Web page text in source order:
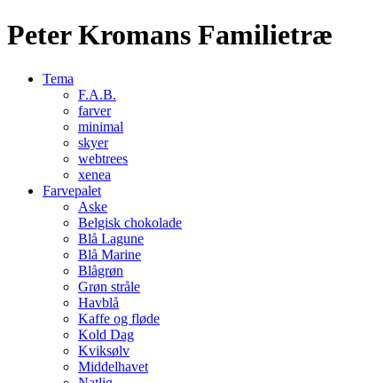
Peter Kromans Familietræ
Tema
F.A.B.
farver
minimal
skyer
webtrees
xenea
Farvepalet
Aske
Belgisk chokolade
Blå Lagune
Blå Marine
Blågrøn
Grøn stråle
Havblå
Kaffe og fløde
Kold Dag
Kviksølv
Middelhavet